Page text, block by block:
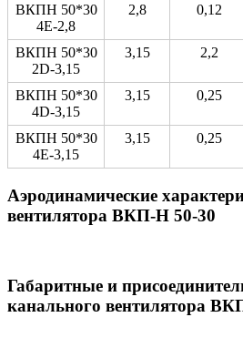
ВКПН 50*30
4E-2,8
2,8 0,12
ВКПН 50*30
2D-3,15
3,15 2,2
ВКПН 50*30
4D-3,15
3,15 0,25
ВКПН 50*30
4E-3,15
3,15 0,25
Аэродинамические
вентилятора ВКП-Н 50-30
Габаритные и
канального вентилятора